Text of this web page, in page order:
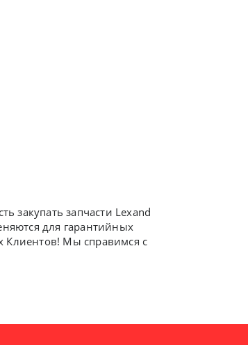
закупать запчасти Lexand
для гарантийных
Клиентов! Мы справимся с